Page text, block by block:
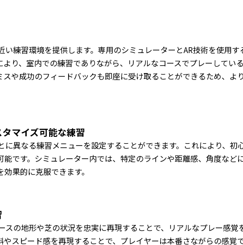
い練習環境を提供します。専用のシミュレーターとAR技術を使用
り、室内での練習でありながら、リアルなコースでプレーしてい
や成功のフィードバックも即座に受け取ることができるため、よ
マイズ可能な練習
に異なる練習メニューを設定することができます。これにより、初
です。シミュレーター内では、特定のラインや距離感、角度など
果的に克服できます。
スの地形や芝の状況を忠実に再現することで、リアルなプレー感覚
スピード感を再現することで、プレイヤーは本番さながらの感覚